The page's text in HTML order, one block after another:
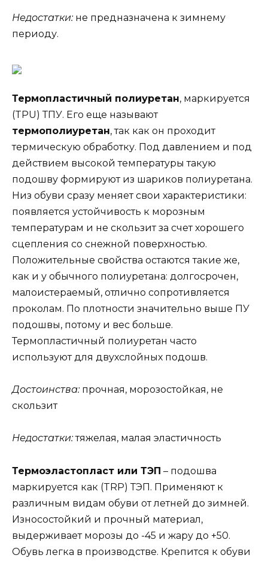
Недостатки:не предназначена к зимнему
периоду.
Термопластичный полиуретан, маркируется
(TPU) ТПУ. Его еще называют
термополиуретан, так как он проходит
термическую обработку. Под давлением и под
действием высокой температуры такую
подошву формируют из шариков полиуретана.
Низ обуви сразу меняет свои характеристики:
появляется устойчивость к морозным
температурам и не скользит за счет хорошего
сцепления со снежной поверхностью.
Положительные свойства остаются такие же,
как и у обычного полиуретана: долгосрочен,
малоистераемый, отлично сопротивляется
проколам. По плотности значительно выше ПУ
подошвы, потому и вес больше.
Термопластичный полиуретан часто
используют для двухслойных подошв.
Достоинства:прочная, морозостойкая, не
скользит
Недостатки:тяжелая, малая эластичность
Термоэластопласт или ТЭП – подошва
маркируется как (TRP) ТЭП. Применяют к
различным видам обуви от летней до зимней.
Износостойкий и прочный материал,
выдерживает морозы до -45 и жару до +50.
Обувь легка в производстве. Крепится к обуви